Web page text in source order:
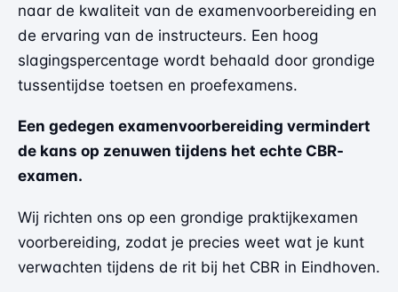
naar de kwaliteit van de examenvoorbereiding en
de ervaring van de instructeurs. Een hoog
slagingspercentage wordt behaald door grondige
tussentijdse toetsen en proefexamens.
Een gedegen examenvoorbereiding vermindert
de kans op zenuwen tijdens het echte CBR-
examen.
Wij richten ons op een grondige praktijkexamen
voorbereiding, zodat je precies weet wat je kunt
verwachten tijdens de rit bij het CBR in Eindhoven.